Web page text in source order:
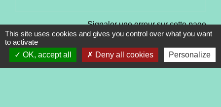
Signaler une erreur sur cette page
This site uses cookies and gives you control over what you want
to activate
OK, accept all
Deny all cookies Personalize